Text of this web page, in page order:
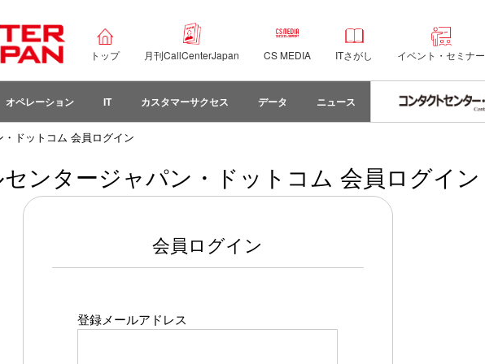
トップ 月刊CallCenterJapan CS MEDIA ITさがし イベント・セミナー
オペレーション IT カスタマーサクセス データ ニュース
ドットコム 会員ログイン
センタージャパン・ドットコム 会員ログイン
会員ログイン
登録メールアドレス